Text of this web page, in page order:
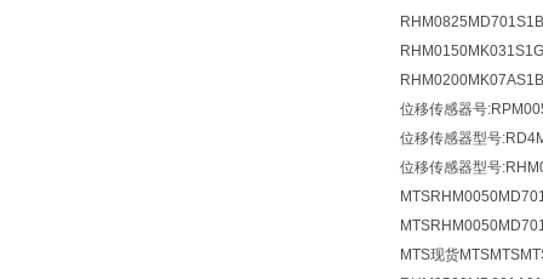
位移传感器号
位移传感器型号
位移传感器型号
MTS现货